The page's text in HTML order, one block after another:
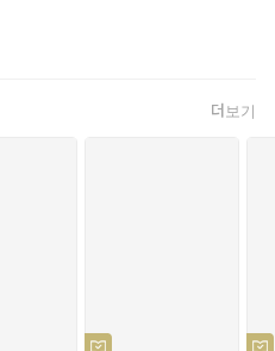
정부로 입주한 나,
더보기